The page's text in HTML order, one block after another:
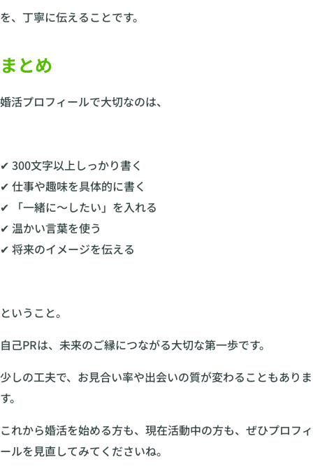
を、丁寧に伝えることです。
まとめ
婚活プロフィールで大切なのは、
✔ 300文字以上しっかり書く
✔ 仕事や趣味を具体的に書く
✔ 「一緒に〜したい」を入れる
✔ 温かい言葉を使う
✔ 将来のイメージを伝える
ということ。
自己PRは、未来のご縁につながる大切な第一歩です。
少しの工夫で、お見合い率や出会いの質が変わることもありま
す。
これから婚活を始める方も、現在活動中の方も、ぜひプロフィ
ールを見直してみてくださいね。